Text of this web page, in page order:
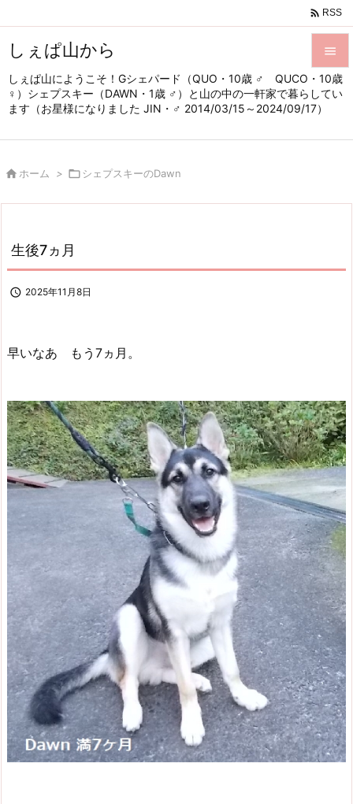
しぇぱ山から
しぇぱ山にようこそ！Gシェパード（QUO・10歳 ♂ QUCO・10歳
♀）シェプスキー（DAWN・1歳 ♂）と山の中の一軒家で暮らしてい
ます（お星様になりました JIN・♂ 2014/03/15～2024/09/17）


メニュ
サイド

 RSS
 ホーム > シェプスキーのDawn
生後7ヵ月
 2025年11月8日
早いなあ もう7ヵ月。